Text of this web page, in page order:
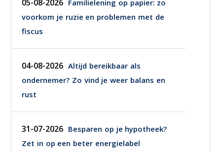
05-08-2026 Familielening op papier: zo
voorkom je ruzie en problemen met de
fiscus
04-08-2026 Altijd bereikbaar als
ondernemer? Zo vind je weer balans en
rust
31-07-2026 Besparen op je hypotheek?
Zet in op een beter energielabel